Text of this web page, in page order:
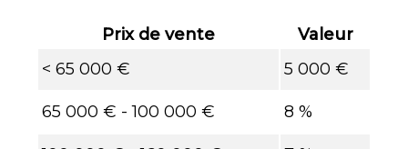
Prix de vente
Valeur
< 65 000 € 5 000 €
65 000 € - 100 000 € 8 %